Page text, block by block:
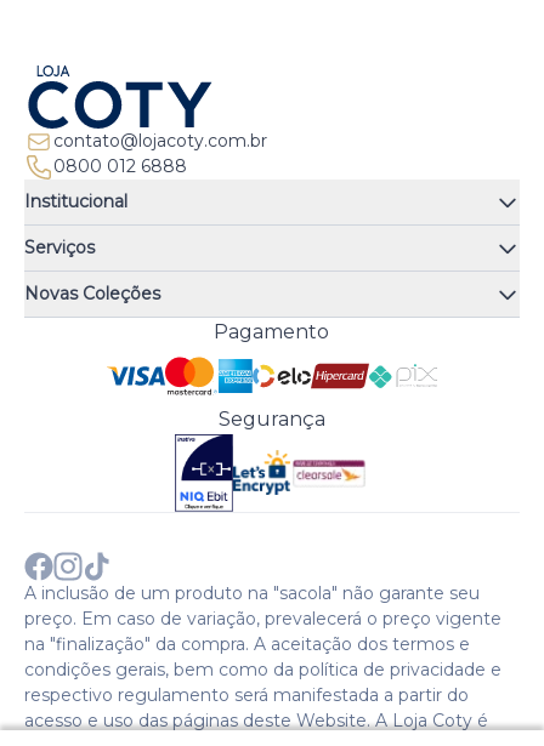
contato@lojacoty.com.br
0800 012 6888
Institucional
Quem somos
Quiz de fragrâncias
Trocas e Devoluções
Troque Fácil
Perguntas Frequentes
Política de Pagamento
Política de Entrega
Política de Privacidade
Comprar com CNPJ?
Sobre a COTY no mundo
Serviços
Atendimento
Meus Pedidos
Trabalhe Conosco
Preferências de Cookies
Novas Coleções
Cenoura & Bronze
Pagamento
Segurança
A inclusão de um produto na "sacola" não garante seu
preço. Em caso de variação, prevalecerá o preço vigente
na "finalização" da compra. A aceitação dos termos e
condições gerais, bem como da política de privacidade e
respectivo regulamento será manifestada a partir do
acesso e uso das páginas deste Website. A Loja Coty é